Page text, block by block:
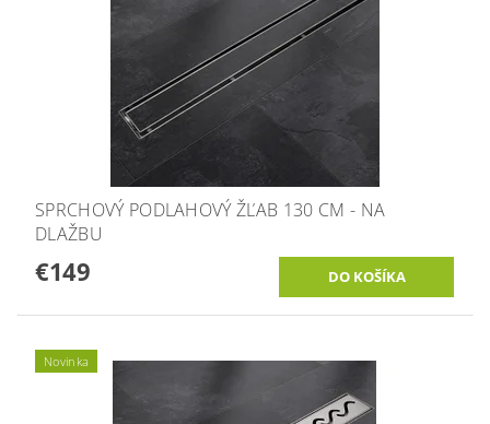
SPRCHOVÝ PODLAHOVÝ ŽĽAB 130 CM - NA
DLAŽBU
€149
Novinka